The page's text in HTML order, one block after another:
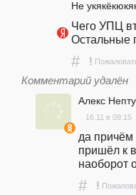
Не
Чего УПЦ
Остальные
# !
Комментарий удалён
Алекс
16.11 в 09:15
да причём
пришёл к
наоборот
# !